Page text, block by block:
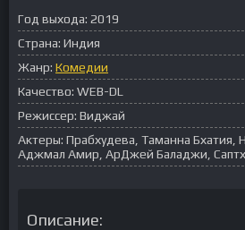
Год выхода: 2019
Страна: Индия
Жанр: Комедии
Качество: WEB-DL
Режиссер: Виджай
Актеры: Прабхудева, Таманна Бхатия,
Аджмал Амир, АрДжей Баладжи,
Описание: